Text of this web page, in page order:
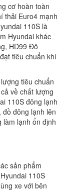
cơ hoàn toàn
thải Euro4 mạnh
110S là
Hyundai khác
HD99 Đô
tiêu chuẩn khí
tiêu chuẩn
về chất lượng
110S đông lạnh
đông lạnh lên
làm lạnh ổn định
sản phẩm
110S
xe với bên